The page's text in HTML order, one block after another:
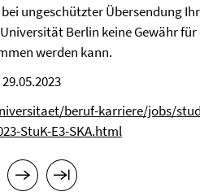
ungeschützter Übersendung
Universität Berlin keine Gewähr
werden kann.
beruf-karriere/jobs/
StuK-E3-SKA.html